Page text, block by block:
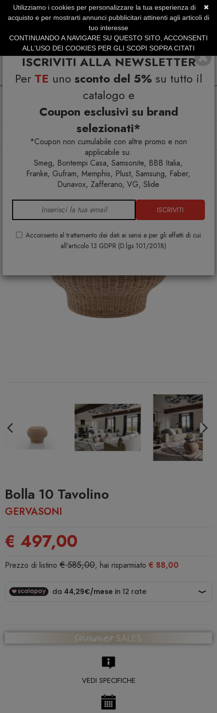
ISCRIVITI ALLA NEWSLETTER
Per TE uno sconto del 5% su tutto il
catalogo e
Coupon esclusivi su brand
selezionati*
*Coupon non cumulabile con altre promo e non
applicabile su:
Smeg, Bontempi Casa, Samsonite, BBB Italia,
Franke, Gufram, Memphis, Plust, Samsung, Faber,
Dunavox, Zafferano, VG, Slide
ISCRIVITI
Acconsento al trattamento dei dati ai sensi e per gli effetti di cui
all'articolo 13 GDPR (D.lgs 101/2018)
SERVIZIO CLIENTI +39.0773.470.562
SUMMER SALES | Fino al 31 Agosto
Arredo interno Pouf
Bolla 10 Tavolino
Bolla 10 Tavolino
GERVASONI
€ 497,00
Prezzo di listino € 585,00, hai risparmiato € 88,00
VEDI SPECIFICHE
✖
Utilizziamo i cookies per personalizzare la tua esperienza di
acquisto e per mostrarti annunci pubblicitari attinenti agli articoli di
tuo interesse
CONTINUANDO A NAVIGARE SU QUESTO SITO, ACCONSENTI
ALL'USO DEI COOKIES PER GLI SCOPI SOPRA CITATI